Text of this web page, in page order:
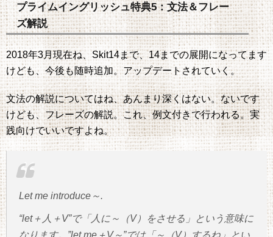
プライムイングリッシュ特典5：文法＆フレー
ズ解説
2018年3月現在ね、Skit14まで、14までの展開になってます
けども、今後も随時追加。アップデートされていく。
文法の解説についてはね、あんまり深くはない。ないです
けども、フレーズの解説。これ、例文付きで行われる。実
践向けでいいですよね。
Let me introduce～.
“let＋人＋V”で「人に～（V）をさせる」という意味に